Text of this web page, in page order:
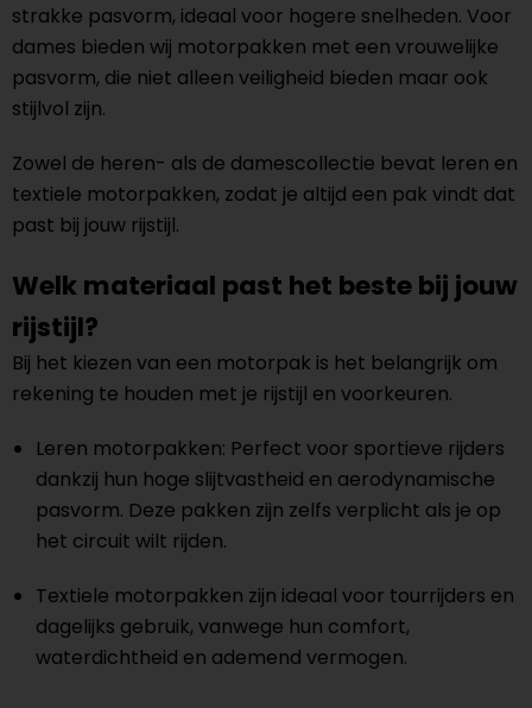
strakke pasvorm, ideaal voor hogere snelheden. Voor
dames bieden wij motorpakken met een vrouwelijke
pasvorm, die niet alleen veiligheid bieden maar ook
stijlvol zijn.
Zowel de heren- als de damescollectie bevat leren en
textiele motorpakken, zodat je altijd een pak vindt dat
past bij jouw rijstijl.
Welk materiaal past het beste bij jouw
rijstijl?
Bij het kiezen van een motorpak is het belangrijk om
rekening te houden met je rijstijl en voorkeuren.
Leren motorpakken: Perfect voor sportieve rijders
dankzij hun hoge slijtvastheid en aerodynamische
pasvorm. Deze pakken zijn zelfs verplicht als je op
het circuit wilt rijden.
Textiele motorpakken zijn ideaal voor tourrijders en
dagelijks gebruik, vanwege hun comfort,
waterdichtheid en ademend vermogen.